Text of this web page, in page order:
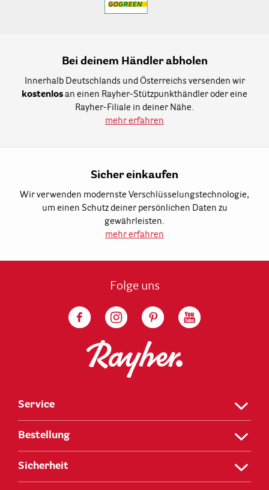
Bei deinem Händler abholen
Innerhalb Deutschlands und Österreichs versenden wir
kostenlos an einen Rayher-Stützpunkthändler oder eine
Rayher-Filiale in deiner Nähe.
mehr erfahren
Sicher einkaufen
Wir verwenden modernste Verschlüsselungstechnologie,
um einen Schutz deiner persönlichen Daten zu
gewährleisten.
mehr erfahren
Folge uns
Service
Bestellung
Sicherheit